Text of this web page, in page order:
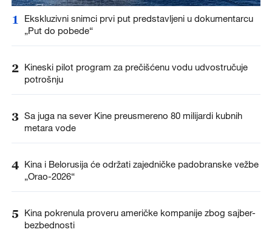
1
Ekskluzivni snimci prvi put predstavljeni u dokumentarcu
„Put do pobede“
2 Kineski pilot program za prečišćenu vodu udvostručuje
potrošnju
3 Sa juga na sever Kine preusmereno 80 milijardi kubnih
metara vode
4 Kina i Belorusija će održati zajedničke padobranske vežbe
„Orao-2026“
5
Kina pokrenula proveru američke kompanije zbog sajber-
bezbednosti